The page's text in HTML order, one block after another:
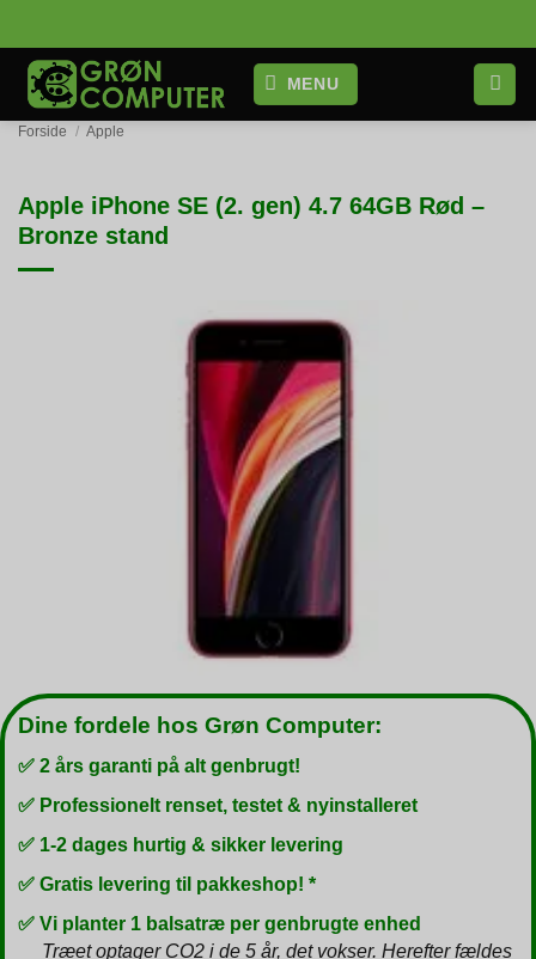
til
indhold
MENU
Forside / Apple
Apple iPhone SE (2. gen) 4.7 64GB Rød –
Bronze stand
Dine fordele hos Grøn Computer:
✅ 2 års garanti på alt genbrugt!
✅ Professionelt renset, testet & nyinstalleret
✅ 1-2 dages hurtig & sikker levering
✅ Gratis levering til pakkeshop! *
✅ Vi planter 1 balsatræ per genbrugte enhed
Træet optager CO2 i de 5 år, det vokser. Herefter fældes